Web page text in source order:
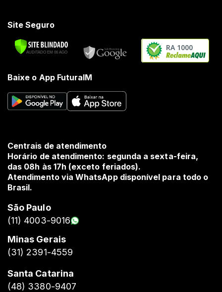
Site Seguro
RA 1000
Baixe o App FuturaIM
Centrais de atendimento
Horário de atendimento: segunda a sexta-feira,
das 08h às 17h (exceto feriados).
Atendimento via WhatsApp disponível para todo o
Brasil.
São Paulo
(11) 4003-9016
Minas Gerais
(31) 2391-4559
Santa Catarina
(48) 3380-9407